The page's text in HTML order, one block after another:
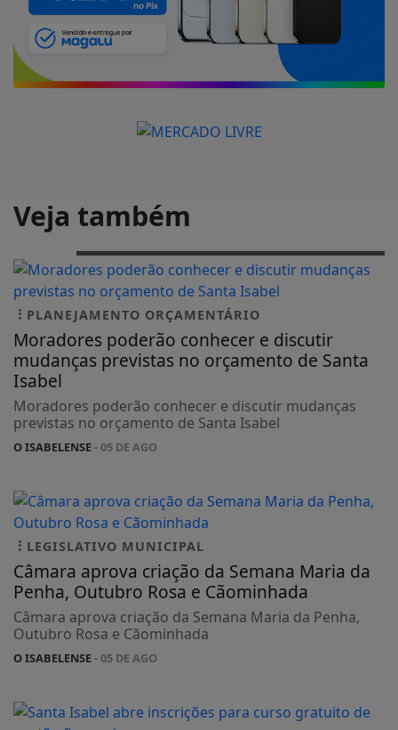
Veja também
PLANEJAMENTO ORÇAMENTÁRIO
Moradores poderão conhecer e discutir
mudanças previstas no orçamento de Santa
Isabel
Moradores poderão conhecer e discutir mudanças
previstas no orçamento de Santa Isabel
O ISABELENSE- 05 DE AGO
LEGISLATIVO MUNICIPAL
Câmara aprova criação da Semana Maria da
Penha, Outubro Rosa e Cãominhada
Câmara aprova criação da Semana Maria da Penha,
Outubro Rosa e Cãominhada
O ISABELENSE- 05 DE AGO